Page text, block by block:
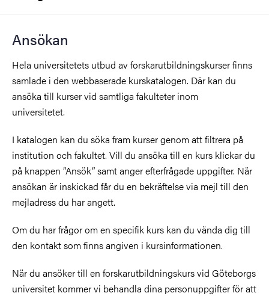
Ansökan
Hela universitetets utbud av forskarutbildningskurser finns
samlade i den webbaserade kurskatalogen. Där kan du
ansöka till kurser vid samtliga fakulteter inom
universitetet.
I katalogen kan du söka fram kurser genom att filtrera på
institution och fakultet. Vill du ansöka till en kurs klickar du
på knappen ”Ansök” samt anger efterfrågade uppgifter. När
ansökan är inskickad får du en bekräftelse via mejl till den
mejladress du har angett.
Om du har frågor om en specifik kurs kan du vända dig till
den kontakt som finns angiven i kursinformationen.
När du ansöker till en forskarutbildningskurs vid Göteborgs
universitet kommer vi behandla dina personuppgifter för att